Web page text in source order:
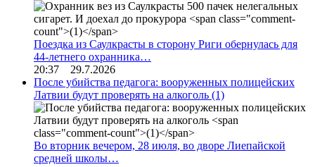
Поездка из Саулкрасты в сторону Риги обернулась для
44-летнего охранника…
20:37 29.7.2026
После убийства педагога: вооруженных полицейских
Латвии будут проверять на алкоголь (1)
Во вторник вечером, 28 июля, во дворе Лиепайской
средней школы…